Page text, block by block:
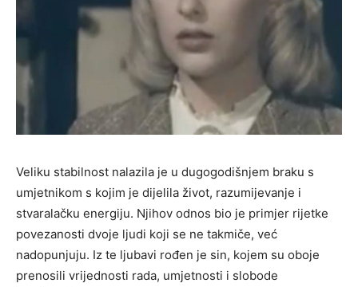
Veliku stabilnost nalazila je u dugogodišnjem braku s
umjetnikom s kojim je dijelila život, razumijevanje i
stvaralačku energiju. Njihov odnos bio je primjer rijetke
povezanosti dvoje ljudi koji se ne takmiče, već
nadopunjuju. Iz te ljubavi rođen je sin, kojem su oboje
prenosili vrijednosti rada, umjetnosti i slobode